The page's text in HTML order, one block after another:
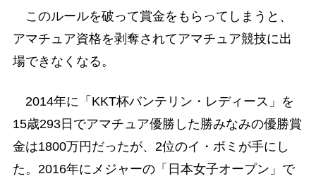
このルールを破って賞金をもらってしまうと、
アマチュア資格を剥奪されてアマチュア競技に出
場できなくなる。
2014年に「KKT杯バンテリン・レディース」を
15歳293日でアマチュア優勝した勝みなみの優勝賞
金は1800万円だったが、2位のイ・ボミが手にし
た。2016年にメジャーの「日本女子オープン」で